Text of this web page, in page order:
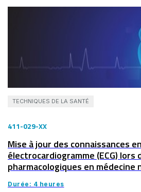
TECHNIQUES DE LA SANTÉ
411-029-XX
Mise à jour des connaissances en
électrocardiogramme (ECG) lors
pharmacologiques en médecine
Durée: 4 heures